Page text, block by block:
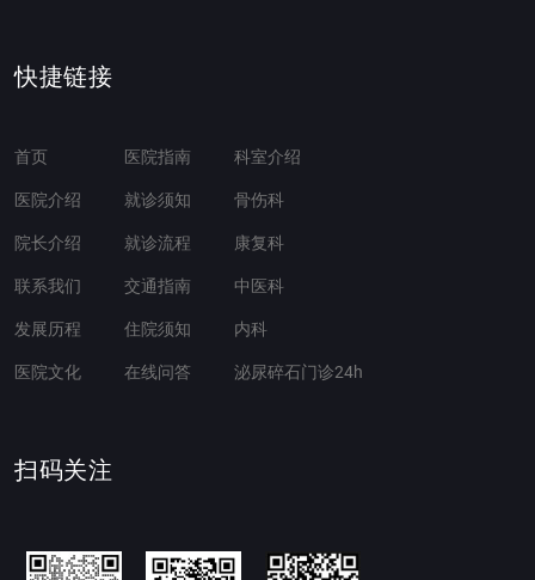
快捷链接
首页
医院介绍
院长介绍
联系我们
发展历程
医院文化
医院指南
就诊须知
就诊流程
交通指南
住院须知
在线问答
科室介绍
骨伤科
康复科
中医科
内科
泌尿碎石门诊24h
扫码关注